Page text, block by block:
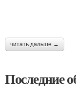
читать дальше →
Последние